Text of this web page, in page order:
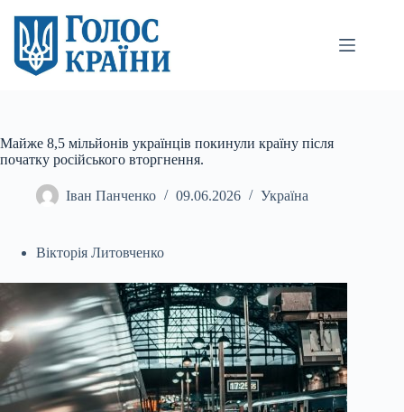
вмісту
Майже 8,5 мільйонів українців покинули країну після
початку російського вторгнення.
Іван Панченко 09.06.2026 Україна
Вікторія Литовченко